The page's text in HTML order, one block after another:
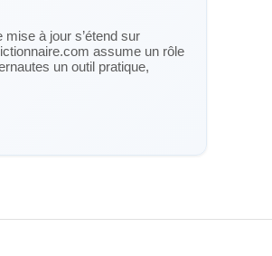
à jour s’étend sur
assume un rôle
un outil pratique,